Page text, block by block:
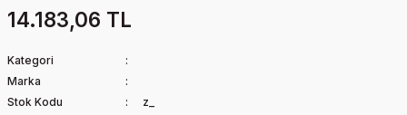
14.183,06 TL
Kategori
Marka
Stok Kodu
z_